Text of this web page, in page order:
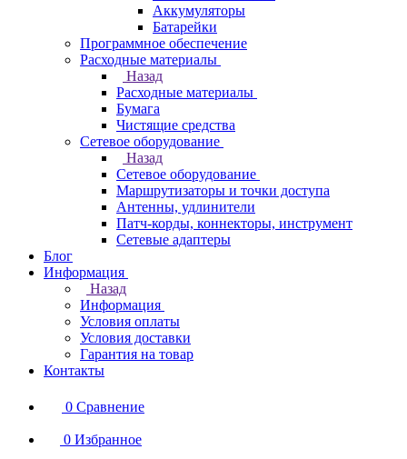
Аккумуляторы
Батарейки
Программное обеспечение
Расходные материалы
Назад
Расходные материалы
Бумага
Чистящие средства
Сетевое оборудование
Назад
Сетевое оборудование
Маршрутизаторы и точки доступа
Антенны, удлинители
Патч-корды, коннекторы, инструмент
Сетевые адаптеры
Блог
Информация
Назад
Информация
Условия оплаты
Условия доставки
Гарантия на товар
Контакты
0 Сравнение
0 Избранное